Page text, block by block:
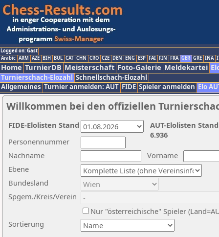
Logged on: Gast
Arabic ARM AZE BIH BUL CAT CHN CRO CZE DEN ENG ESP FAI FIN FRA GER GRE INA
Home TurnierDB Meisterschaft Foto-Galerie Meldekartei
Turnierschach-Elozahl Schnellschach-Elozahl
Allgemeines Turnier anmelden: AUT FIDE Spieler anmelden Elo
Willkommen bei den offiziellen
Nachname
Vorname
Ebene
Sortierung
Personennummer
Bundesland
Spgem./Kreis/Verein
Nur "österreichische" Spieler
AUT-Elolisten
6.936
FIDE-Elolisten Stand